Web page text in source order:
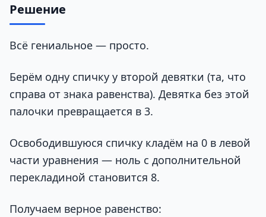
Решение
Всё гениальное — просто.
Берём одну спичку у второй девятки (та, что
справа от знака равенства). Девятка без этой
палочки превращается в 3.
Освободившуюся спичку кладём на 0 в левой
части уравнения — ноль с дополнительной
перекладиной становится 8.
Получаем верное равенство: